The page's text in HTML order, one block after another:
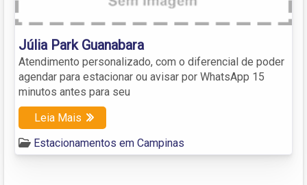
Júlia Park Guanabara
Atendimento personalizado, com o diferencial de poder
agendar para estacionar ou avisar por WhatsApp 15
minutos antes para seu
Leia Mais
Estacionamentos em Campinas